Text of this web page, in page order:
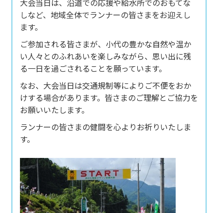
大会当日は、沿道での応援や給水所でのおもてな
しなど、地域全体でランナーの皆さまをお迎えし
ます。
ご参加される皆さまが、小代の豊かな自然や温か
い人々とのふれあいを楽しみながら、思い出に残
る一日を過ごされることを願っています。
なお、大会当日は交通規制等によりご不便をおか
けする場合があります。皆さまのご理解とご協力を
お願いいたします。
ランナーの皆さまの健闘を心よりお祈りいたしま
す。